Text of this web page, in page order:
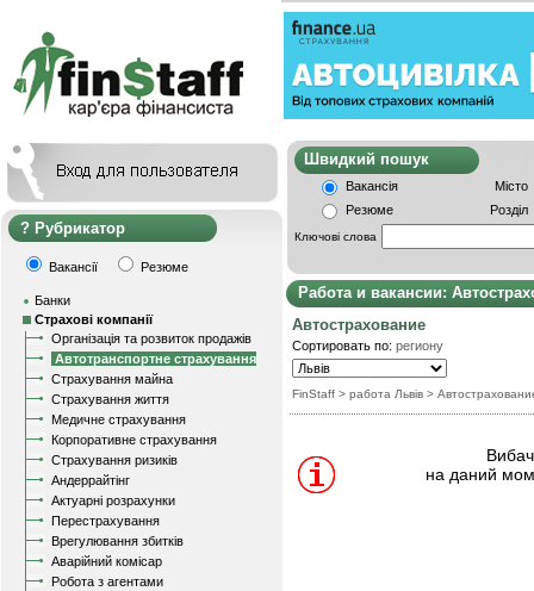
Рубрикатор
Вакансії Резюме
Банки
Страхові компанії
Організація та розвиток продажів
Автотранспортне страхування
Страхування майна
Страхування життя
Медичне страхування
Корпоративне страхування
Страхування ризиків
Андеррайтінг
Актуарні розрахунки
Перестрахування
Врегулювання збитків
Аварійний комісар
Робота з агентами
Швидкий
Вакансія
Місто
Резюме
Розділ
Ключові слова
Работа и вакансии:
Автострахование
Сортировать по: региону
FinStaff > работа Львів >
на даний